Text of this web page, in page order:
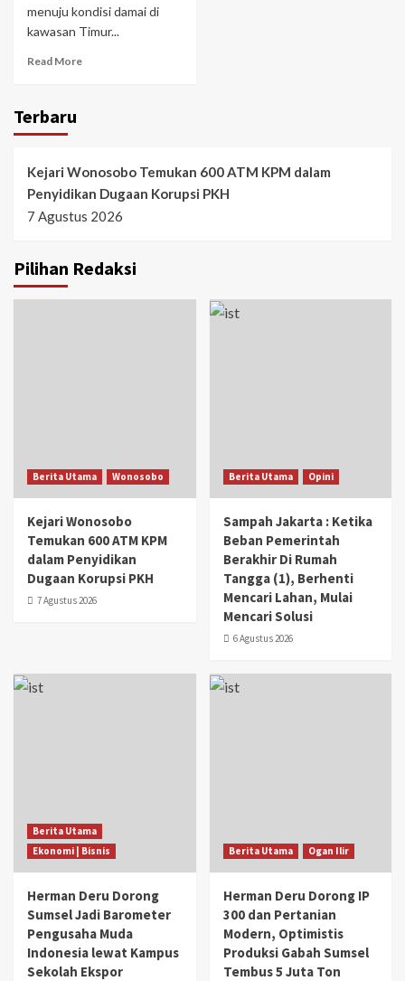
menuju kondisi damai di
kawasan Timur...
Read More
Terbaru
Kejari Wonosobo Temukan 600 ATM KPM dalam
Penyidikan Dugaan Korupsi PKH
7 Agustus 2026
Pilihan Redaksi
Berita Utama Wonosobo
Kejari Wonosobo
Temukan 600 ATM KPM
dalam Penyidikan
Dugaan Korupsi PKH
7 Agustus 2026
Berita Utama Opini
Sampah Jakarta : Ketika
Beban Pemerintah
Berakhir Di Rumah
Tangga (1), Berhenti
Mencari Lahan, Mulai
Mencari Solusi
6 Agustus 2026
Berita Utama
Ekonomi | Bisnis
Herman Deru Dorong
Sumsel Jadi Barometer
Pengusaha Muda
Indonesia lewat Kampus
Sekolah Ekspor
Berita Utama Ogan Ilir
Herman Deru Dorong IP
300 dan Pertanian
Modern, Optimistis
Produksi Gabah Sumsel
Tembus 5 Juta Ton